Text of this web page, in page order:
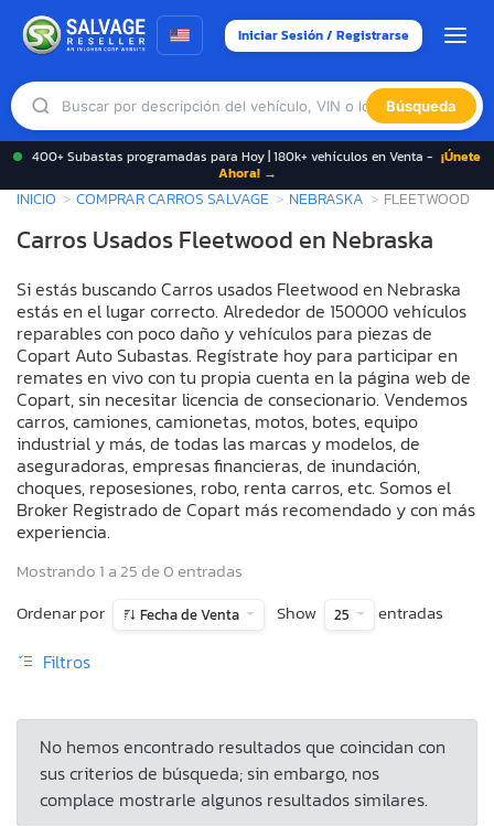
Iniciar Sesión / Registrarse
Búsqueda
400+ Subastas programadas para Hoy | 180k+ vehículos en Venta - ¡Únete
Ahora! →
INICIO COMPRAR CARROS SALVAGE NEBRASKA FLEETWOOD
Carros Usados Fleetwood en Nebraska
Si estás buscando Carros usados Fleetwood en Nebraska
estás en el lugar correcto. Alrededor de 150000 vehículos
reparables con poco daño y vehículos para piezas de
Copart Auto Subastas. Regístrate hoy para participar en
remates en vivo con tu propia cuenta en la página web de
Copart, sin necesitar licencia de consecionario. Vendemos
carros, camiones, camionetas, motos, botes, equipo
industrial y más, de todas las marcas y modelos, de
aseguradoras, empresas financieras, de inundación,
choques, reposesiones, robo, renta carros, etc. Somos el
Broker Registrado de Copart más recomendado y con más
experiencia.
Mostrando 1 a 25 de 0 entradas
Ordenar por
Fecha de Venta Show 25 entradas
Filtros
No hemos encontrado resultados que coincidan con
sus criterios de búsqueda; sin embargo, nos
complace mostrarle algunos resultados similares.